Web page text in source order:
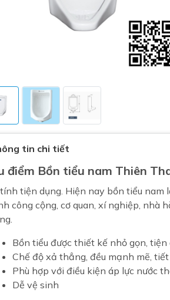
nhà vệ sinh
nhà vệ sinh - nhà tắm
tay
cầu
tử
tin chi tiết
điểm Bồn tiểu nam Thiên
tiện dụng. Hiện nay bồn tiểu nam
công cộng, cơ quan, xí nghiệp, nhà
Bồn tiểu được thiết kế nhỏ gọn,
Chế độ xả thẳng, đều mạnh mẽ,
Phù hợp với điều kiện áp lực nước
Dễ vệ sinh